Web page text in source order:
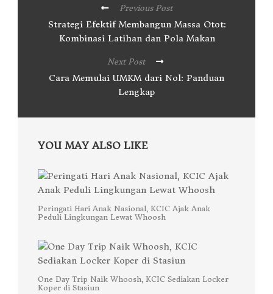
Previous Post
Strategi Efektif Membangun Massa Otot:
Kombinasi Latihan dan Pola Makan
Next Post
Cara Memulai UMKM dari Nol: Panduan
Lengkap
YOU MAY ALSO LIKE
Peringati Hari Anak Nasional, KCIC Ajak Anak
Peduli Lingkungan Lewat Whoosh
One Day Trip Naik Whoosh, KCIC Sediakan Locker
Koper di Stasiun